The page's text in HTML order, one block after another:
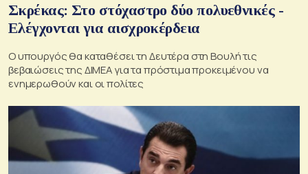
Σκρέκας: Στο στόχαστρο δύο πολυεθνικές -
Ελέγχονται για αισχροκέρδεια
Ο υπουργός θα καταθέσει τη Δευτέρα στη Βουλή τις
βεβαιώσεις της ΔΙΜΕΑ για τα πρόστιμα προκειμένου να
ενημερωθούν και οι πολίτες